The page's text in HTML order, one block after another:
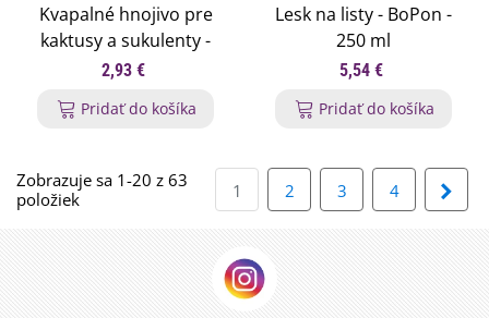
Kvapalné hnojivo pre
kaktusy a sukulenty -
0,25 l
2,93 €
Pridať do košíka
Lesk na listy - BoPon -
250 ml
5,54 €
Pridať do košíka
Zobrazuje sa 1-20 z 63
položiek
1 2 3 4